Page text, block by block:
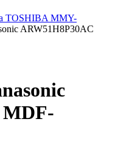
TOSHIBA MMY-
ARW51H8P30AC
MDF-